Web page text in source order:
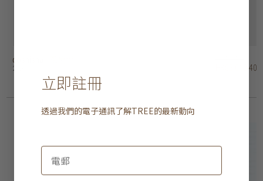
doshisha - 風扇燈
2 選項 HK$3,062.40
doshisha - 風扇燈
2 選項 HK$3,766.40
aeratron - FR 吊扇
2 選項 HK$3,678.40
aeratron ae3+ 吊扇
4 選項 HK$3,502.40
aeratron ae2+ 吊扇
4 選項 HK$3,502.40
hunter savoy 吊扇
HK$2,358.40
hunter outdoor elements II 吊扇 - 葉狀扇葉
2 選項 HK$3,326.40
hunter industrie II 吊扇
3 選項 HK$2,358.40
hunter bayport 吊扇
HK$1,742.40
iconic orion 吊扇
3 選項 HK$2,622.40
立即註冊
透過我們的電子通訊了解TREE的最新動向